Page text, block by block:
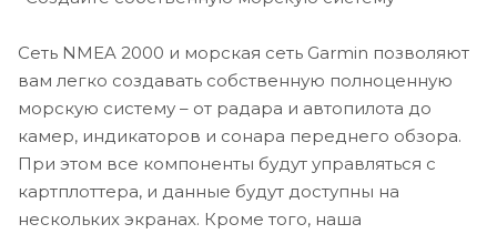
Защелкивающиеся декоративные панели
Размеры 38.5 см x 26.3 см x 7.6 см
Размеры дисплея 34.5 см x 19.5 см
Разрешение дисплея 1920 x 1200 пикселей
Тип дисплея WUXGA, IPS, сенсорный экран
Многофункциональный дисплей Да
Сеть NMEA 2000 и морская сеть Garmin позволяют
вам легко создавать собственную полноценную
морскую систему – от радара и автопилота до
камер, индикаторов и сонара переднего обзора.
При этом все компоненты будут управляться с
картплоттера, и данные будут доступны на
нескольких экранах. Кроме того, наша